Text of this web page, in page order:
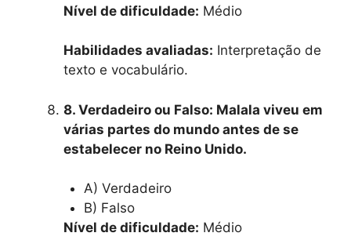
Nível de dificuldade: Médio
Habilidades avaliadas: Interpretação de
texto e vocabulário.
8. Verdadeiro ou Falso: Malala viveu em
várias partes do mundo antes de se
estabelecer no Reino Unido.
A) Verdadeiro
B) Falso
Nível de dificuldade: Médio